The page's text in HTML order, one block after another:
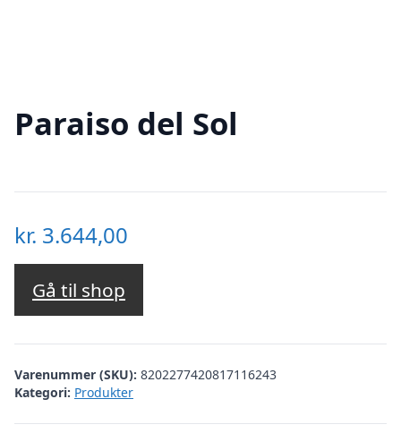
Paraiso del Sol
kr. 3.644,00
Gå til shop
Varenummer (SKU): 8202277420817116243
Kategori: Produkter